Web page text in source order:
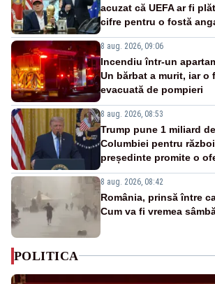
acuzat că UEFA ar fi
cifre pentru o fostă
8 aug. 2026, 09:06
Incendiu într-un
Un bărbat a murit, iar o
evacuată de pompieri
8 aug. 2026, 08:53
Trump pune 1 miliard
Columbiei pentru
președinte promite o
8 aug. 2026, 08:42
România, prinsă între
Cum va fi vremea
POLITICA